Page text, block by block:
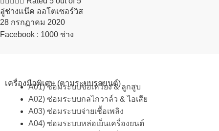
อู่ช่างแน๊ค ออโตเซอร์วิส
28 กรกฏาคม 2020​
Facebook : 1000 ช่าง
เครื่องมือพิเศษ (ตามระบบรถยนต์)
A01) ซ่อมระบบข้อเหวี่ยง & ลูกสูบ
A02) ซ่อมระบบกลไกวาล์ว & ไอเสีย
A03) ซ่อมระบบจ่ายเชื้อเพลิง
A04) ซ่อมระบบหล่อเย็นเครื่องยนต์